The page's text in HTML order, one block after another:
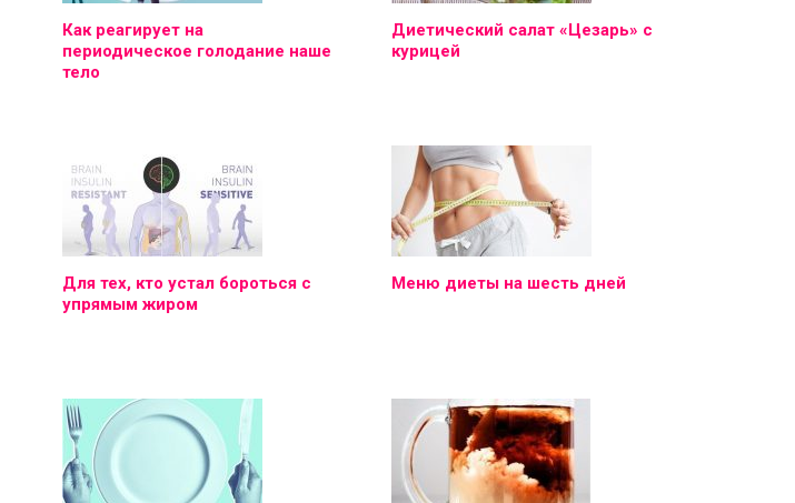
Как реагирует на
периодическое голодание наше
тело
Диетический салат «Цезарь» с
курицей
Для тех, кто устал бороться с
упрямым жиром
Меню диеты на шесть дней